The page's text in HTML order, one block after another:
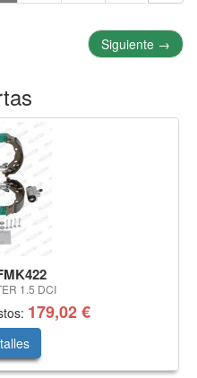
Siguiente →
1.5 DCI
179,02 €